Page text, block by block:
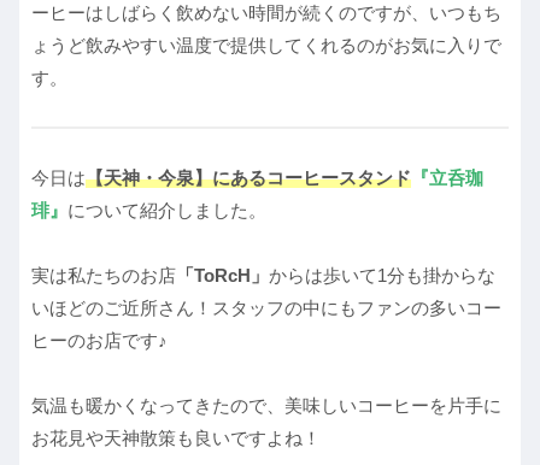
ーヒーはしばらく飲めない時間が続くのですが、いつもち
ょうど飲みやすい温度で提供してくれるのがお気に入りで
す。
今日は【天神・今泉】にあるコーヒースタンド 『立呑珈
琲』 について紹介しました。
実は私たちのお店 「ToRcH」 からは歩いて1分も掛からな
いほどのご近所さん！スタッフの中にもファンの多いコー
ヒーのお店です♪
気温も暖かくなってきたので、美味しいコーヒーを片手に
お花見や天神散策も良いですよね！